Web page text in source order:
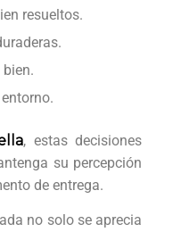
resueltos.
, estas decisiones
su percepción
de entrega.
no solo se aprecia